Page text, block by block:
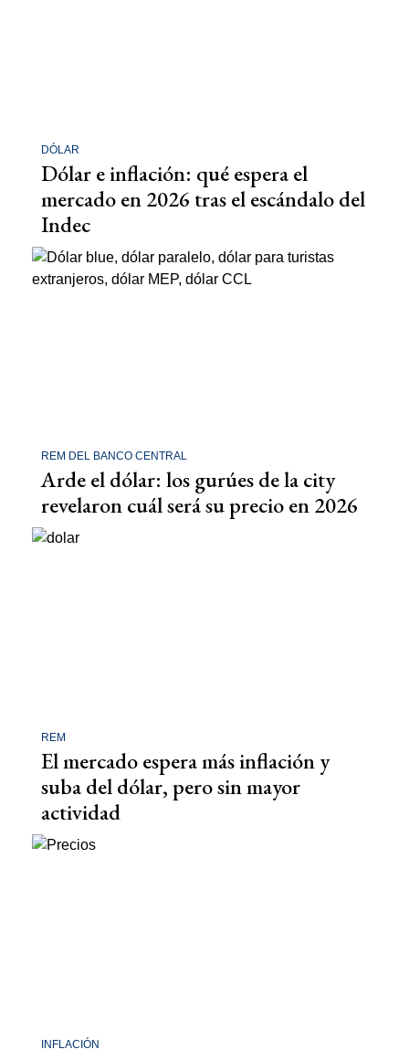
DÓLAR
Dólar e inflación: qué espera el
mercado en 2026 tras el escándalo del
Indec
REM DEL BANCO CENTRAL
Arde el dólar: los gurúes de la city
revelaron cuál será su precio en 2026
REM
El mercado espera más inflación y
suba del dólar, pero sin mayor
actividad
INFLACIÓN